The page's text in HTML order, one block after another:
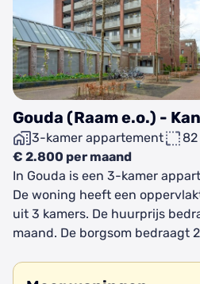
Gouda (Raam e.o.) -
3-kamer appartement
€ 2.800 per maand
In Gouda is een 3-kamer
De woning heeft een
uit 3 kamers. De huurprijs
maand. De borgsom bedraagt